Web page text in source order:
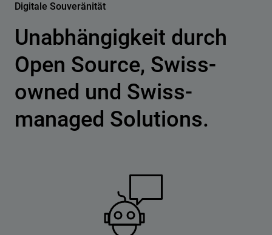
Digitale Souveränität
Unabhängigkeit durch
Open Source, Swiss-
owned und Swiss-
managed Solutions.